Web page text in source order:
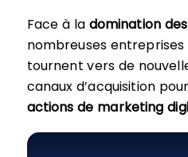
Face à la domination
nombreuses
tournent vers de
canaux d’acquisition pour
actions de marketing